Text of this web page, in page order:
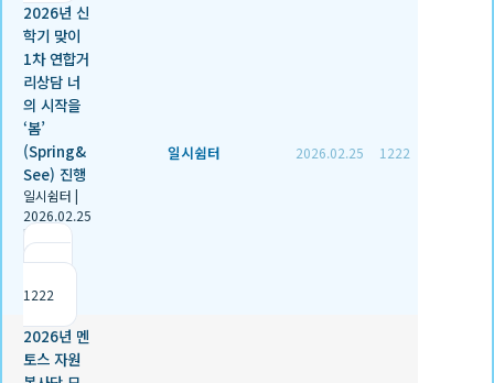
2026년 신
학기 맞이
1차 연합거
리상담 너
의 시작을
‘봄’
(Spring&
See) 진행
일시쉼터 |
2026.02.25
|
1222
일시쉼터 2026.02.25 1222
2026년 멘
토스 자원